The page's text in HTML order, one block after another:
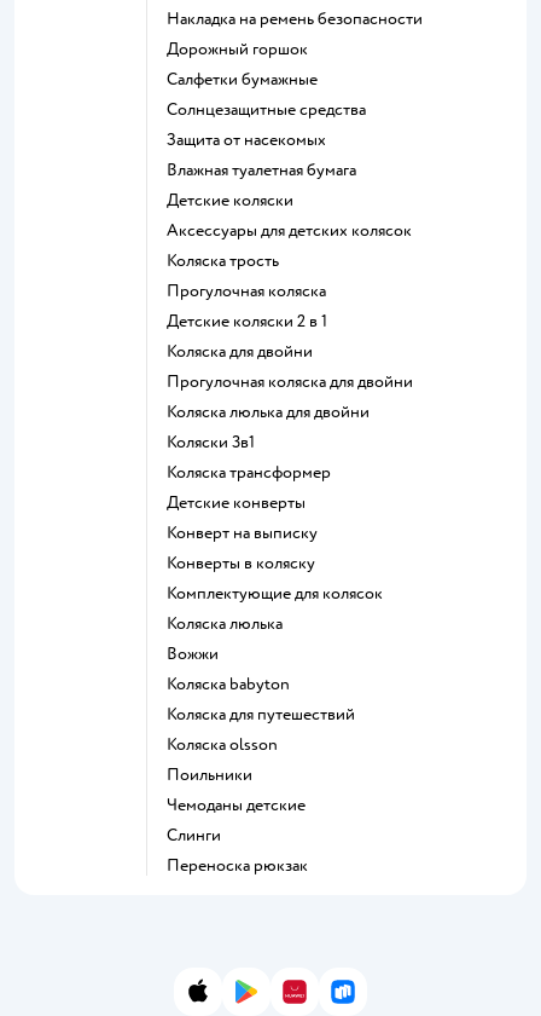
Накладка на ремень безопасности
Дорожный горшок
Салфетки бумажные
Солнцезащитные средства
Защита от насекомых
Влажная туалетная бумага
Детские коляски
Аксессуары для детских колясок
Коляска трость
Прогулочная коляска
Детские коляски 2 в 1
Коляска для двойни
Прогулочная коляска для двойни
Коляска люлька для двойни
Коляски 3в1
Коляска трансформер
Детские конверты
Конверт на выписку
Конверты в коляску
Комплектующие для колясок
Коляска люлька
Вожжи
Коляска babyton
Коляска для путешествий
Коляска olsson
Поильники
Чемоданы детские
Слинги
Переноска рюкзак
App StoreGoogle Play
AppGallery
RuStore